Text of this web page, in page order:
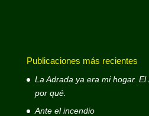
Publicaciones más recientes
La Adrada ya era mi hogar.
por qué.
Ante el incendio